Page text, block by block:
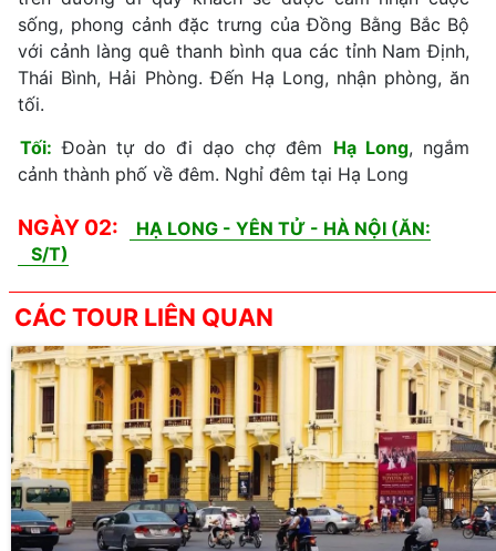
sống, phong cảnh đặc trưng của Đồng Bằng Bắc Bộ
với cảnh làng quê thanh bình qua các tỉnh Nam Định,
Thái Bình, Hải Phòng. Đến Hạ Long, nhận phòng, ăn
tối.
Tối: Đoàn tự do đi dạo chợ đêm Hạ Long, ngắm
cảnh thành phố về đêm. Nghỉ đêm tại Hạ Long
NGÀY 02:
HẠ LONG - YÊN TỬ - HÀ NỘI (ĂN:
S/T)
CÁC TOUR LIÊN QUAN